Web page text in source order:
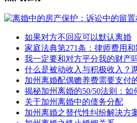
如果对方不回应可以默认离婚
家庭法典第271条：律师费用
我一定要和对方平分我的财产
什么是被动收入与积极收入？
加州离婚配偶赡养费需要支付
揭秘加州离婚的50/50法则：如
关于加州离婚中的债务分配
加州离婚之替代性纠纷解决方